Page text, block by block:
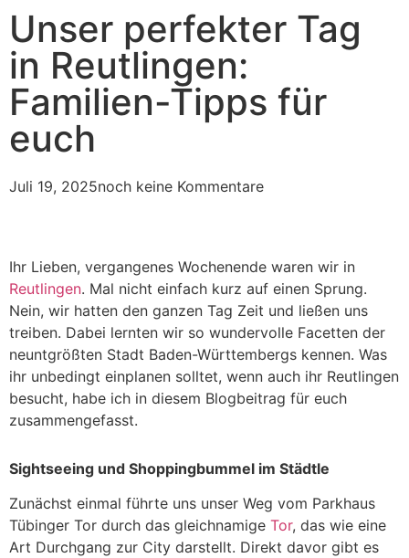
Unser perfekter Tag
in Reutlingen:
Familien-Tipps für
euch
Juli 19, 2025noch keine Kommentare
Ihr Lieben, vergangenes Wochenende waren wir in
Reutlingen. Mal nicht einfach kurz auf einen Sprung.
Nein, wir hatten den ganzen Tag Zeit und ließen uns
treiben. Dabei lernten wir so wundervolle Facetten der
neuntgrößten Stadt Baden-Württembergs kennen. Was
ihr unbedingt einplanen solltet, wenn auch ihr Reutlingen
besucht, habe ich in diesem Blogbeitrag für euch
zusammengefasst.
Sightseeing und Shoppingbummel im Städtle
Zunächst einmal führte uns unser Weg vom Parkhaus
Tübinger Tor durch das gleichnamige Tor, das wie eine
Art Durchgang zur City darstellt. Direkt davor gibt es